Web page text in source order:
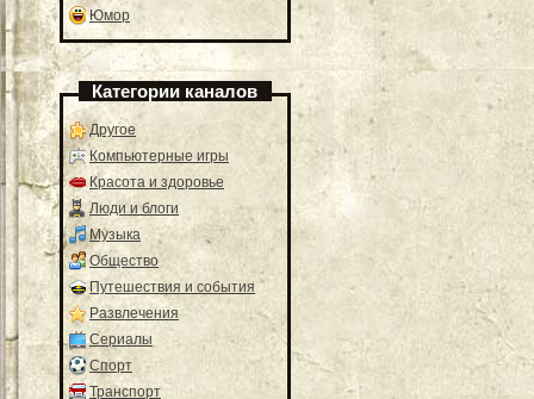
Юмор
Категории каналов
Другое
Компьютерные игры
Красота и здоровье
Люди и блоги
Музыка
Общество
Путешествия и события
Развлечения
Сериалы
Спорт
Транспорт